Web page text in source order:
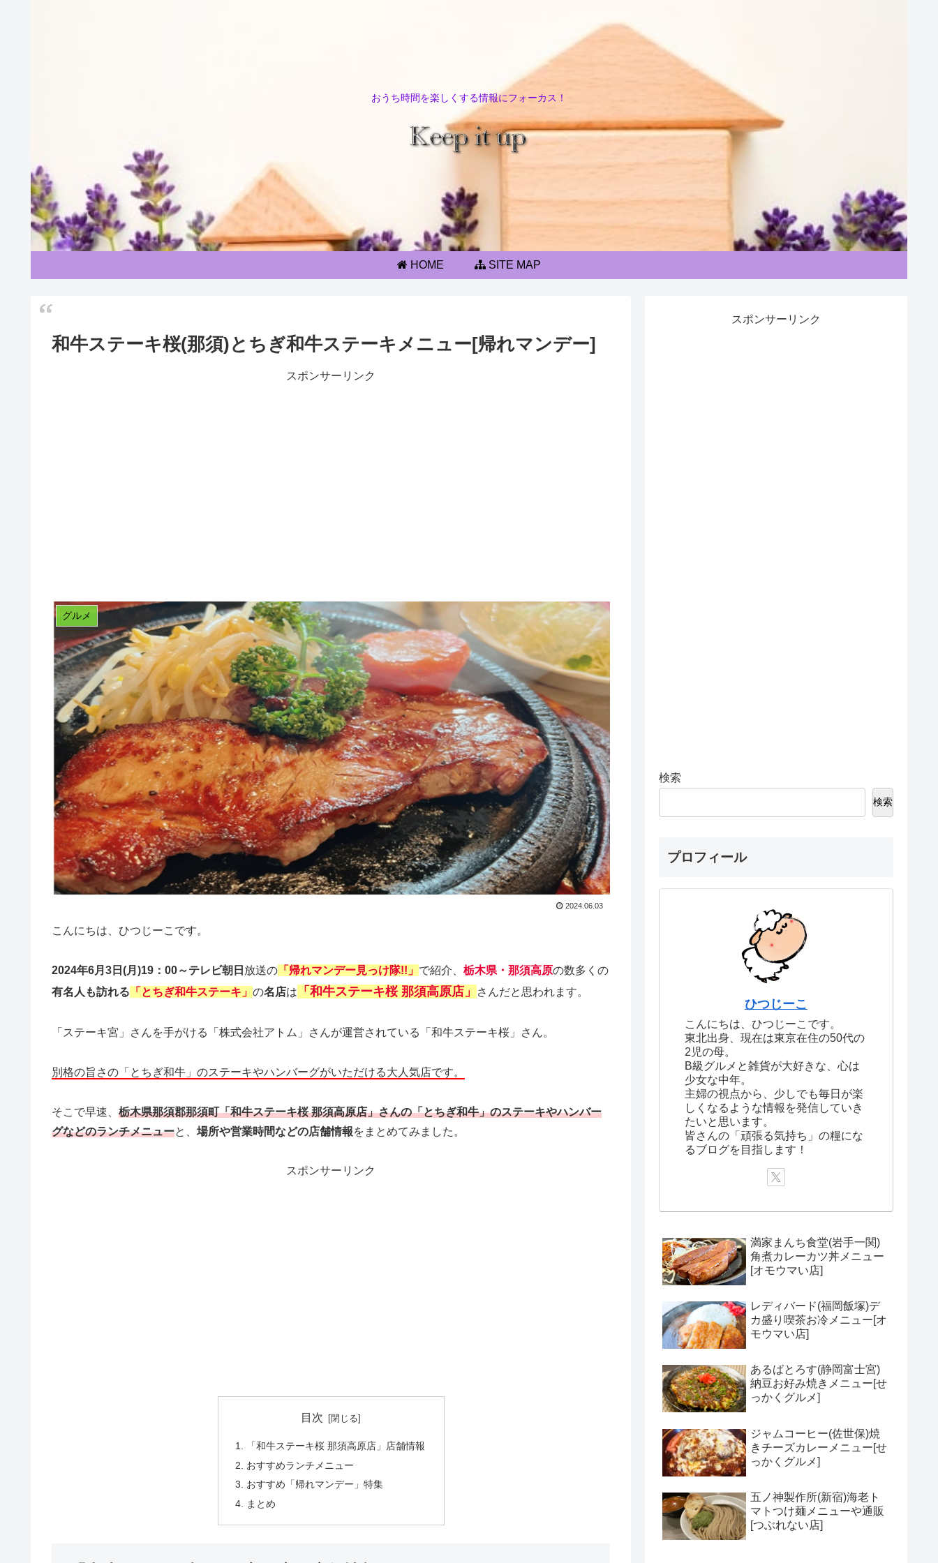
おうち時間を楽しくする情報にフォーカス！
HOME SITE MAP
和牛ステーキ桜(那須)とちぎ和牛ステーキメニュー[帰れマンデー]
スポンサーリンク
グルメ
2024.06.03
こんにちは、ひつじーこです。
2024年6月3日(月)19：00～テレビ朝日 放送の 「帰れマンデー見っけ隊!!」 で紹介、 栃木県・那須高原の数多くの
有名人も訪れる 「とちぎ和牛ステーキ」 の名店は 「和牛ステーキ桜 那須高原店」 さんだと思われます。
「ステーキ宮」さんを手がける「株式会社アトム」さんが運営されている「和牛ステーキ桜」さん。
別格の旨さの「とちぎ和牛」のステーキやハンバーグがいただける大人気店です。
そこで早速、 栃木県那須郡那須町「和牛ステーキ桜 那須高原店」さんの「とちぎ和牛」のステーキやハンバー
グなどのランチメニューと、 場所や営業時間などの店舗情報をまとめてみました。
スポンサーリンク
目次
「和牛ステーキ桜 那須高原店」店舗情報
おすすめランチメニュー
おすすめ「帰れマンデー」特集
まとめ
スポンサーリンク
検索
検索
プロフィール
ひつじーこ
こんにちは、ひつじーこです。
東北出身、現在は東京在住の50代の
2児の母。
B級グルメと雑貨が大好きな、心は
少女な中年。
主婦の視点から、少しでも毎日が楽
しくなるような情報を発信していき
たいと思います。
皆さんの「頑張る気持ち」の糧にな
るブログを目指します！
満家まんち食堂(岩手一関)
角煮カレーカツ丼メニュー
[オモウマい店]
レディバード(福岡飯塚)デ
カ盛り喫茶お冷メニュー[オ
モウマい店]
あるばとろす(静岡富士宮)
納豆お好み焼きメニュー[せ
っかくグルメ]
ジャムコーヒー(佐世保)焼
きチーズカレーメニュー[せ
っかくグルメ]
五ノ神製作所(新宿)海老ト
マトつけ麺メニューや通販
[つぶれない店]